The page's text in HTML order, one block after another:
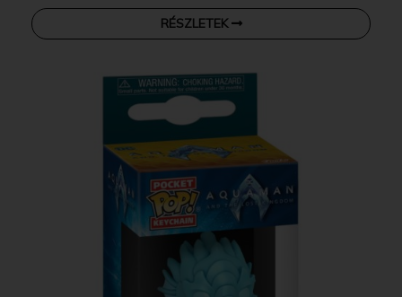
RÉSZLETEK